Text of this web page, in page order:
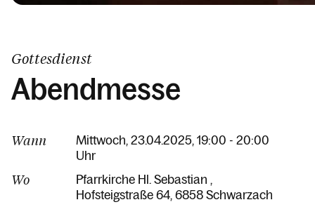
Gottesdienst
Abendmesse
Wann
Mittwoch, 23.04.2025, 19:00 - 20:00
Uhr
Wo
Pfarrkirche Hl. Sebastian
Hofsteigstraße 64 6858 Schwarzach